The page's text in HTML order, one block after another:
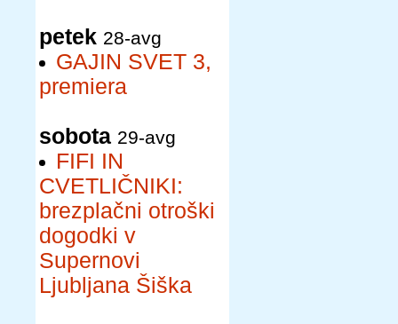
petek 28-avg
GAJIN SVET 3,
premiera
sobota 29-avg
FIFI IN
CVETLIČNIKI:
brezplačni otroški
dogodki v
Supernovi
Ljubljana Šiška